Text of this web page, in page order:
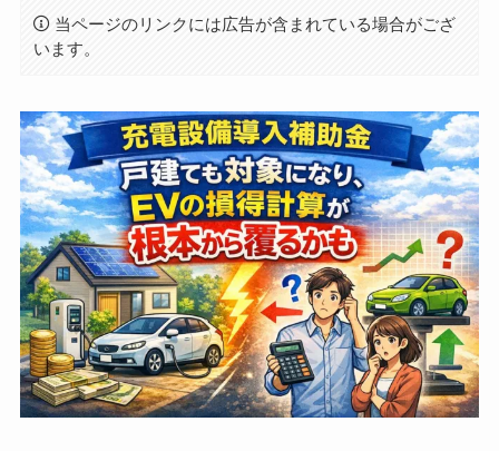
当ページのリンクには広告が含まれている場合がござ
います。